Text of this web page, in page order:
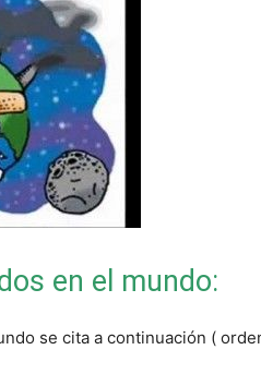
en el mundo:
se cita a continuación (